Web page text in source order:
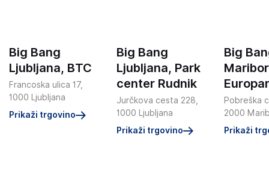
Big Bang
Ljubljana, BTC
Francoska ulica 17,
1000 Ljubljana
Prikaži trgovino
Big Bang
Ljubljana, Park
center Rudnik
Jurčkova cesta 228,
1000 Ljubljana
Prikaži trgovino
Big
Pobreška
2000
Prikaži